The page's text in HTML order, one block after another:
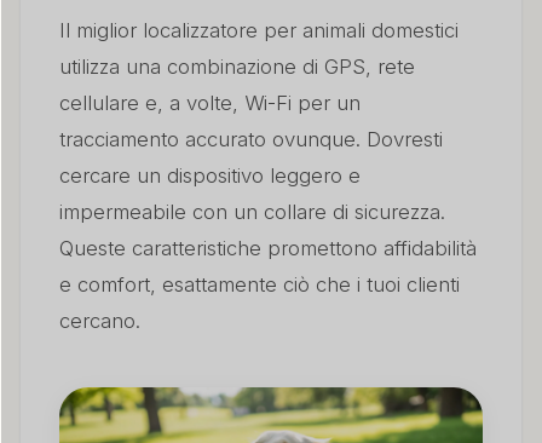
Il miglior localizzatore per animali domestici
utilizza una combinazione di GPS, rete
cellulare e, a volte, Wi-Fi per un
tracciamento accurato ovunque. Dovresti
cercare un dispositivo leggero e
impermeabile con un collare di sicurezza.
Queste caratteristiche promettono affidabilità
e comfort, esattamente ciò che i tuoi clienti
cercano.